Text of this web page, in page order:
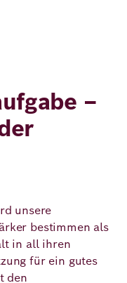
–
unsere
bestimmen als
in all ihren
für ein gutes
den